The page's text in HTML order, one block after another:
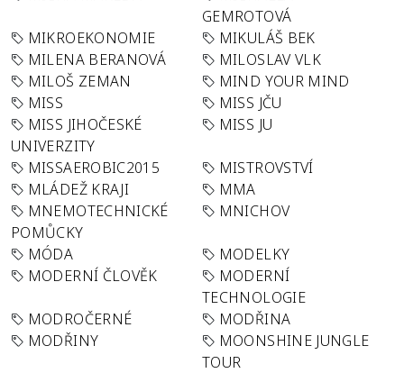
GEMROTOVÁ
MIKROEKONOMIE
MIKULÁŠ BEK
MILENA BERANOVÁ
MILOSLAV VLK
MILOŠ ZEMAN
MIND YOUR MIND
MISS
MISS JČU
MISS JIHOČESKÉ
UNIVERZITY
MISS JU
MISSAEROBIC2015
MISTROVSTVÍ
MLÁDEŽ KRAJI
MMA
MNEMOTECHNICKÉ
POMŮCKY
MNICHOV
MÓDA
MODELKY
MODERNÍ ČLOVĚK
MODERNÍ
TECHNOLOGIE
MODROČERNÉ
MODŘINA
MODŘINY
MOONSHINE JUNGLE
TOUR